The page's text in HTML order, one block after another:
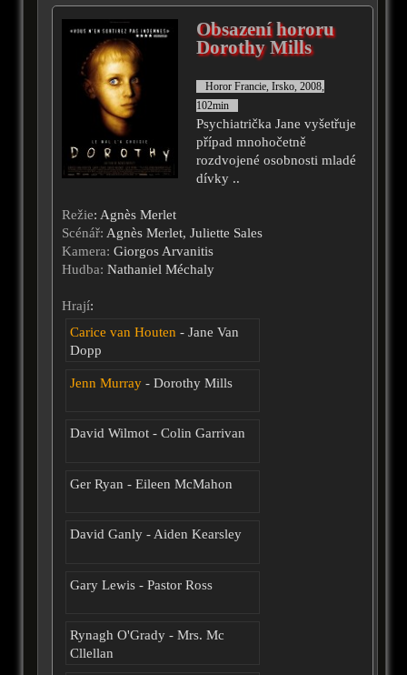
Obsazení hororu
Dorothy Mills
Horor Francie, Irsko, 2008,
102min
Psychiatrička Jane vyšetřuje
případ mnohočetně
rozdvojené osobnosti mladé
dívky ..
Režie: Agnès Merlet
Scénář: Agnès Merlet, Juliette Sales
Kamera: Giorgos Arvanitis
Hudba: Nathaniel Méchaly
Hrají:
Carice van Houten - Jane Van
Dopp
Jenn Murray - Dorothy Mills
David Wilmot - Colin Garrivan
Ger Ryan - Eileen McMahon
David Ganly - Aiden Kearsley
Gary Lewis - Pastor Ross
Rynagh O'Grady - Mrs. Mc
Cllellan